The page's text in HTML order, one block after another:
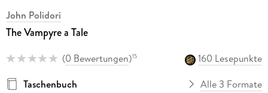
John Polidori
The Vampyre a Tale
(0 Bewertungen)15
160 Lesepunkte
Taschenbuch
Alle 3 Formate